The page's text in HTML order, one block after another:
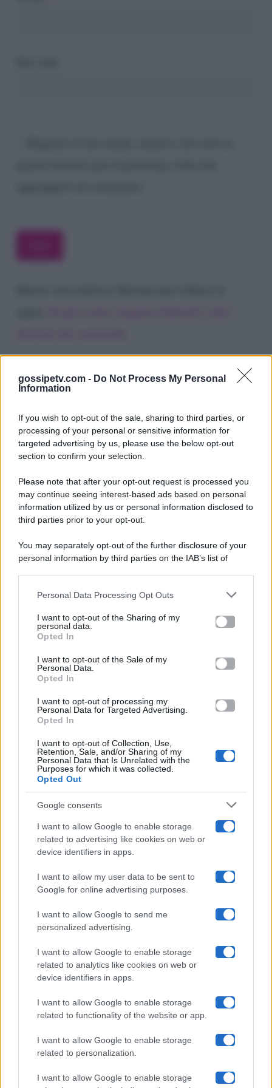
gossipetv.com - Do Not Process My Personal
Information
If you wish to opt-out of the sale, sharing to third parties, or
processing of your personal or sensitive information for
targeted advertising by us, please use the below opt-out
section to confirm your selection.
Please note that after your opt-out request is processed you
may continue seeing interest-based ads based on personal
information utilized by us or personal information disclosed to
third parties prior to your opt-out.
You may separately opt-out of the further disclosure of your
personal information by third parties on the IAB’s list of
This information may also be disclosed by us to third parties
disclose it to other third parties.
Please note that this website/app uses one or more Google
services and may gather and store information including but
not limited to your visit or usage behaviour. You may click to
grant or deny consent to Google and its third-party tags to
consent section.
Personal Data Processing Opt Outs
I want to opt-out of the Sharing of my
personal data.
Opted In
I want to opt-out of the Sale of my
Personal Data.
Opted In
I want to opt-out of processing my
Personal Data for Targeted Advertising.
Opted In
I want to opt-out of Collection, Use,
Retention, Sale, and/or Sharing of my
Personal Data that Is Unrelated with the
Purposes for which it was collected.
Opted Out
Google consents
I want to allow Google to enable storage
related to advertising like cookies on web or
device identifiers in apps.
I want to allow my user data to be sent to
Google for online advertising purposes.
I want to allow Google to send me
personalized advertising.
I want to allow Google to enable storage
related to analytics like cookies on web or
device identifiers in apps.
I want to allow Google to enable storage
related to functionality of the website or app.
I want to allow Google to enable storage
related to personalization.
I want to allow Google to enable storage
Gossip e TV è un sito di MASTE S.r.l.
viale Luigi Majno n. 21 - 20129 Milano (MI)
P.Iva 10909580960
Categorie
Gossip
Televisione
Programmi TV
Amici
Ballando Con Le Stelle
Grande Fratello
Isola Dei Famosi
Uomini E Donne
Maste S.r.l.
Chi siamo
Collabora con noi
Contatti
Privacy Policy
Cookie Policy